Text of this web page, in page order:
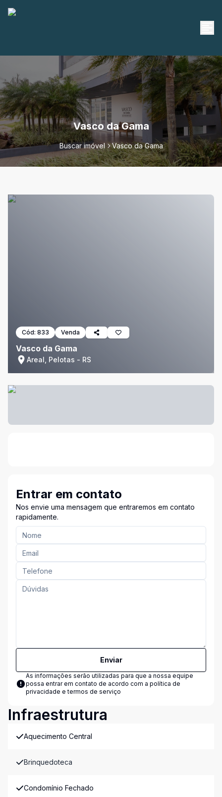
Vasco da Gama
Buscar imóvel Vasco da Gama
Cód: 833 Venda
Vasco da Gama
Areal, Pelotas - RS
Entrar em contato
Nos envie uma mensagem que entraremos em contato
rapidamente.
Enviar
As informações serão utilizadas para que a nossa equipe
possa entrar em contato de acordo com a política de
privacidade e termos de serviço
Infraestrutura
Aquecimento Central
Brinquedoteca
Condomínio Fechado